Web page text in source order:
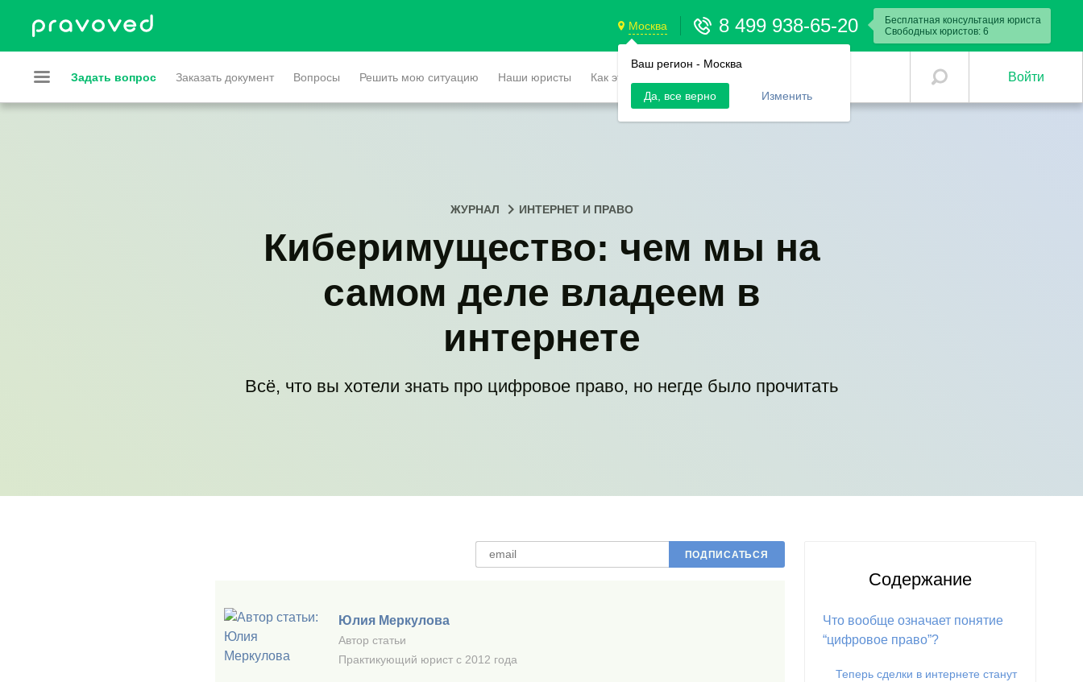
Москва
Ваш регион - Москва
Да, все верно Изменить
8 499 938-65-20
Бесплатная консультация юриста
Свободных юристов: 10
Задать вопрос Заказать документ Вопросы Решить мою ситуацию Наши юристы Как это работает Войти
ЖУРНАЛ ИНТЕРНЕТ И ПРАВО
Киберимущество: чем мы на
самом деле владеем в
интернете
Всё, что вы хотели знать про цифровое право, но негде было прочитать
Юлия Меркулова
Автор статьи
Практикующий юрист с 2012 года
Содержание
Что вообще означает понятие
“цифровое право”?
Теперь сделки в интернете станут